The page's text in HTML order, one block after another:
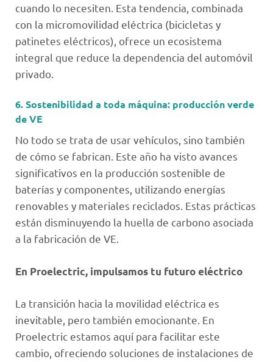
cuando lo necesiten. Esta tendencia, combinada
con la micromovilidad eléctrica (bicicletas y
patinetes eléctricos), ofrece un ecosistema
integral que reduce la dependencia del automóvil
privado.
6. Sostenibilidad a toda máquina: producción verde
de VE
No todo se trata de usar vehículos, sino también
de cómo se fabrican. Este año ha visto avances
significativos en la producción sostenible de
baterías y componentes, utilizando energías
renovables y materiales reciclados. Estas prácticas
están disminuyendo la huella de carbono asociada
a la fabricación de VE.
En Proelectric, impulsamos tu futuro eléctrico
La transición hacia la movilidad eléctrica es
inevitable, pero también emocionante. En
Proelectric estamos aquí para facilitar este
cambio, ofreciendo soluciones de instalaciones de